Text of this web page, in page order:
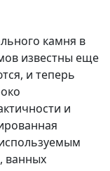
камня в
известны еще
и теперь
и
ванных